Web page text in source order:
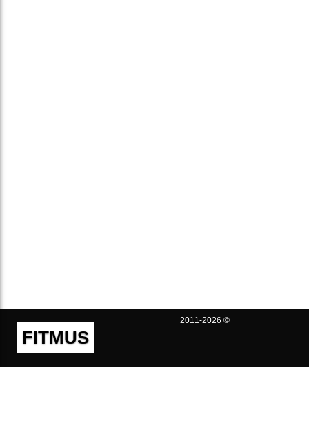
FITMUS
2011-2026 ©